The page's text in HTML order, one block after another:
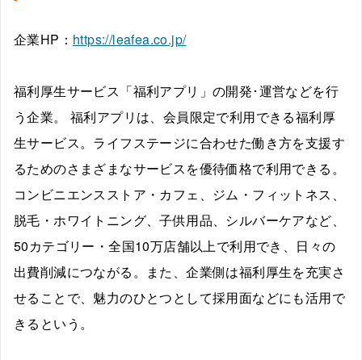
企業HP： https://leafea.co.jp/
福利厚生サービス「福利アプリ」の開発･運営などを行
う企業。 福利アプリは、会員限定で利用できる福利厚
生サービス。ライフステージに合わせた働き方を支援す
るためのさまざまなサービスを優待価格で利用できる。
コンビニエンスストア・カフェ、ジム・フィットネス、
脱毛・ホワイトニング、子供用品、シルバーケアなど、
50カテゴリー・全国10万店舗以上で利用でき、日々の
出費削減につながる。また、企業側は福利厚生を充実さ
せることで、魅力のひとつとして採用面などにも活用で
きるという。